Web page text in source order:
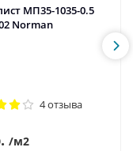
МП35-1035-0.5
Norman
4 отзыва
/м2